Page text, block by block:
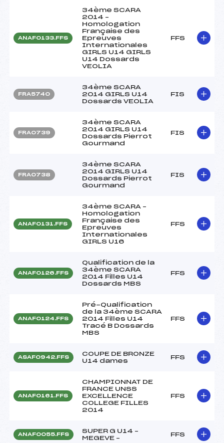
ANAF0133.FFS
34ème SCARA
2014 –
Homologation
Française des
Epreuves
Internationales
GIRLS U14 GIRLS
U14 Dossards
VEOLIA
FFS
FRA5740
34ème SCARA
2014 GIRLS U14
Dossards VEOLIA
FIS
FRA0739
34ème SCARA
2014 GIRLS U14
Dossards Pierrot
Gourmand
FIS
FRA0738
34ème SCARA
2014 GIRLS U14
Dossards Pierrot
Gourmand
FIS
ANAF0131.FFS
34ème SCARA –
Homologation
Française des
Epreuves
Internationales
GIRLS U16
FFS
ANAF0126.FFS
Qualification de la
34ème SCARA
2014 Filles U14
Dossards MBS
FFS
ANAF0124.FFS
Pré-Qualification
de la 34ème SCARA
2014 Filles U14
Tracé B Dossards
MBS
FFS
ASAF0942.FFS
COUPE DE BRONZE
U14 dames
FFS
ANAF0161.FFS
CHAMPIONNAT DE
FRANCE UNSS
EXCELLENCE
COLLEGE FILLES
2014
FFS
ANAF0055.FFS
SUPER G U14 –
MEGEVE –
FFS